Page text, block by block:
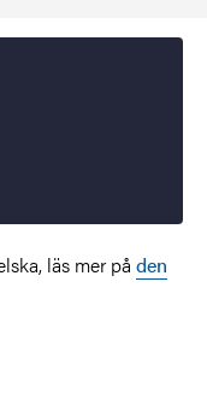
läs mer på den